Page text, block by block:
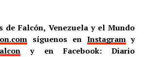
de Falcón, Venezuela y el Mundo
síguenos en Instagramy
y en Facebook: Diario